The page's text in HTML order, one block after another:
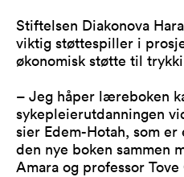
Stiftelsen Diakonova
viktig støttespiller i
økonomisk støtte til
– Jeg håper læreboken
sykepleierutdanningen
sier Edem-Hotah, som
den nye boken sammen
Amara og professor